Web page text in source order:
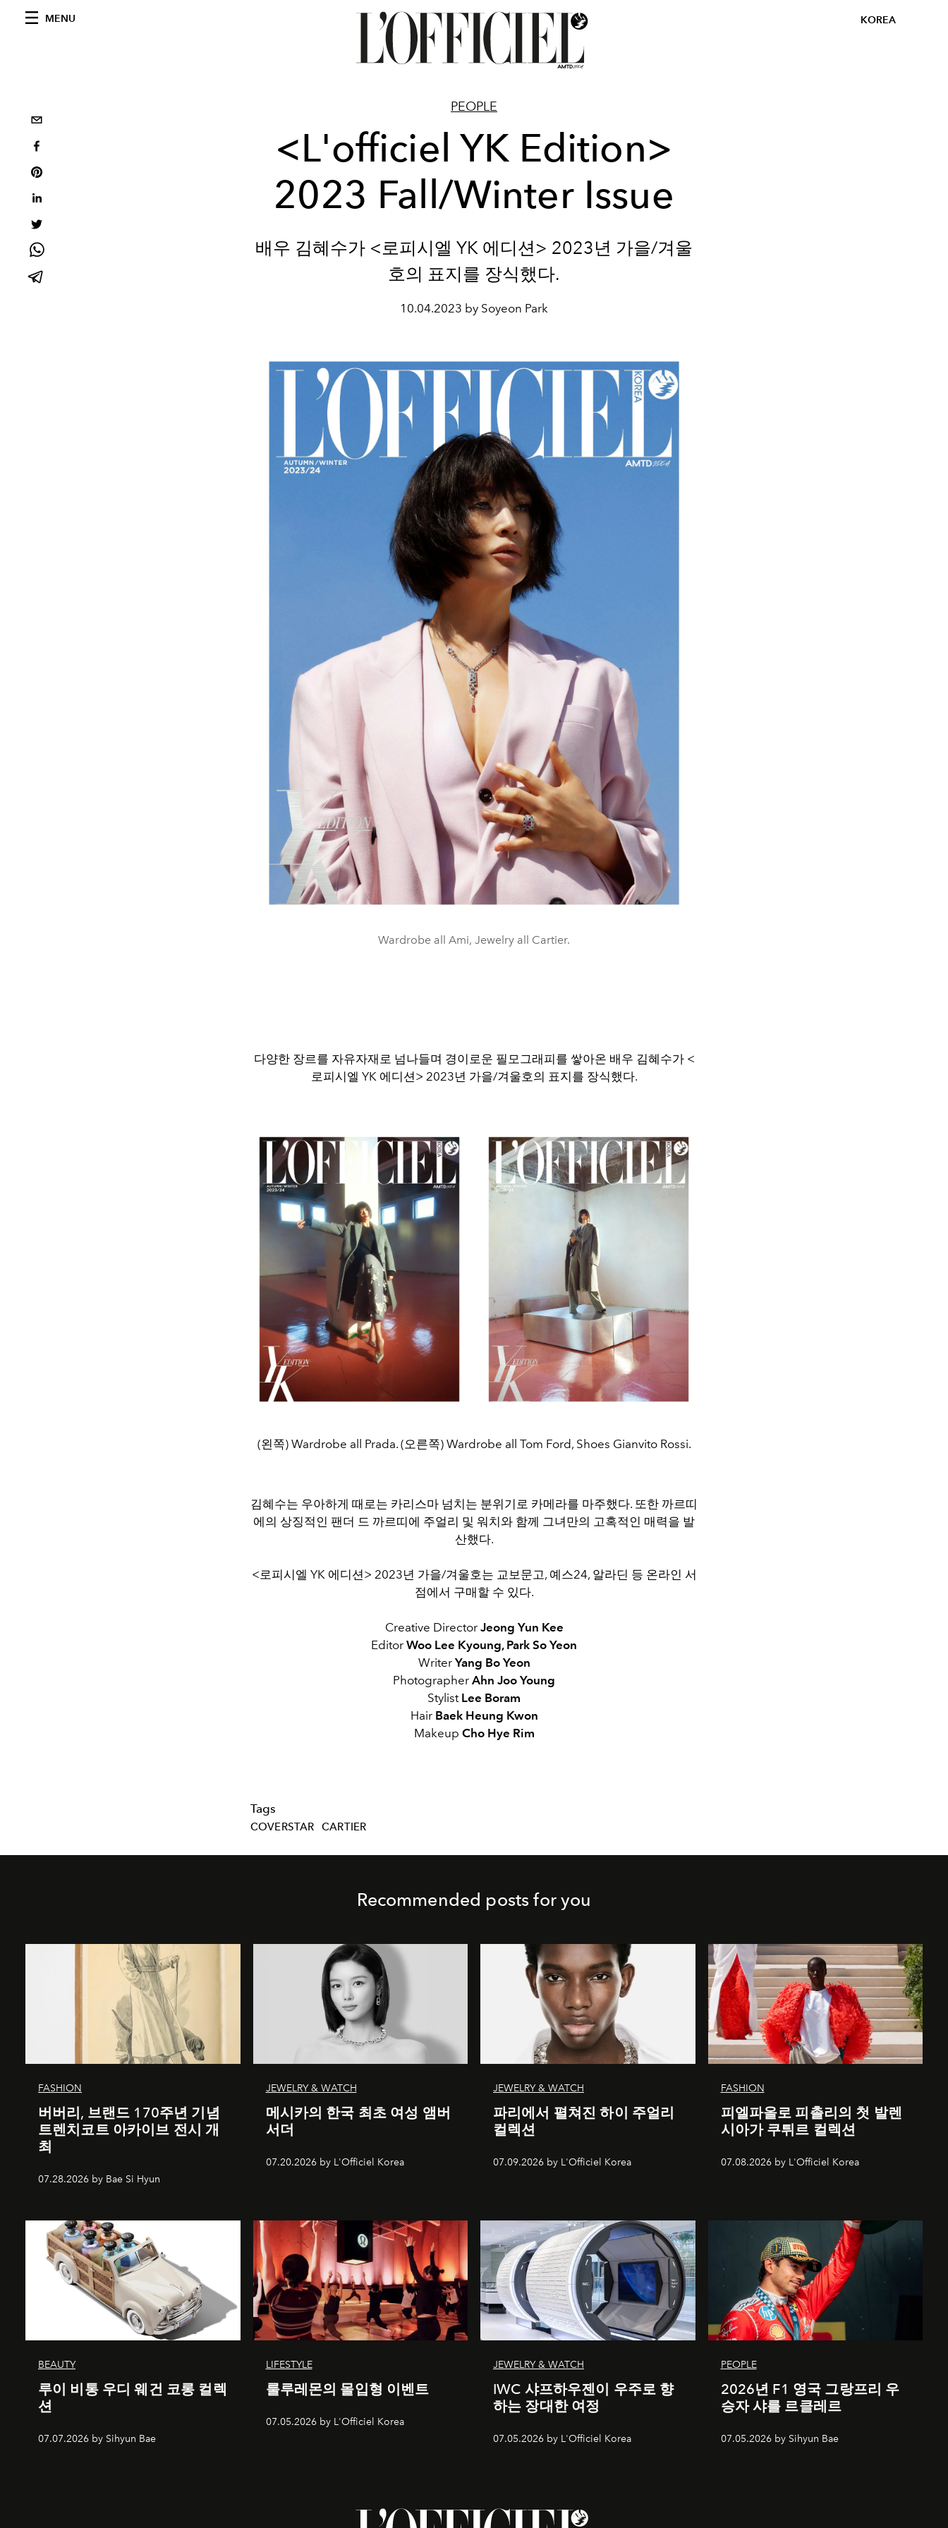
MENU KOREA
PEOPLE
<L'officiel YK Edition>
2023 Fall/Winter Issue
배우 김혜수가 <로피시엘 YK 에디션> 2023년 가을/겨울
호의 표지를 장식했다.
10.04.2023 by Soyeon Park
Wardrobe all Ami, Jewelry all Cartier.
다양한 장르를 자유자재로 넘나들며 경이로운 필모그래피를 쌓아온 배우 김혜수가 <
로피시엘 YK 에디션> 2023년 가을/겨울호의 표지를 장식했다.
(왼쪽) Wardrobe all Prada. (오른쪽) Wardrobe all Tom Ford, Shoes Gianvito Rossi.
김혜수는 우아하게 때로는 카리스마 넘치는 분위기로 카메라를 마주했다. 또한 까르띠
에의 상징적인 팬더 드 까르띠에 주얼리 및 워치와 함께 그녀만의 고혹적인 매력을 발
산했다.
<로피시엘 YK 에디션> 2023년 가을/겨울호는 교보문고, 예스24, 알라딘 등 온라인 서
점에서 구매할 수 있다.
Creative Director Jeong Yun Kee
Editor Woo Lee Kyoung, Park So Yeon
Writer Yang Bo Yeon
Photographer Ahn Joo Young
Stylist Lee Boram
Hair Baek Heung Kwon
Makeup Cho Hye Rim
Tags
COVERSTAR CARTIER
Recommended posts for you
FASHION
버버리, 브랜드 170주년 기념
트렌치코트 아카이브 전시 개
최
07.28.2026 by Bae Si Hyun
JEWELRY & WATCH
메시카의 한국 최초 여성 앰버
서더
07.20.2026 by L'Officiel Korea
JEWELRY & WATCH
파리에서 펼쳐진 하이 주얼리
컬렉션
07.09.2026 by L'Officiel Korea
FASHION
피엘파올로 피촐리의 첫 발렌
시아가 쿠튀르 컬렉션
07.08.2026 by L'Officiel Korea
BEAUTY
루이 비통 우디 웨건 코롱 컬렉
션
07.07.2026 by Sihyun Bae
LIFESTYLE
룰루레몬의 몰입형 이벤트
07.05.2026 by L'Officiel Korea
JEWELRY & WATCH
IWC 샤프하우젠이 우주로 향
하는 장대한 여정
07.05.2026 by L'Officiel Korea
PEOPLE
2026년 F1 영국 그랑프리 우
승자 샤를 르클레르
07.05.2026 by Sihyun Bae